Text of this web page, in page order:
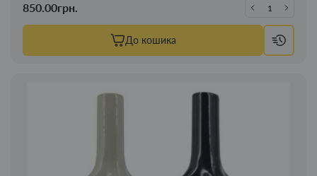
850.00грн.
До кошика